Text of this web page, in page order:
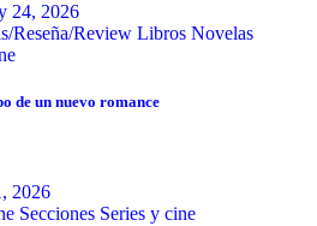
24, 2026
Reseña/Review Libros Novelas
de un nuevo romance
2026
Secciones Series y cine